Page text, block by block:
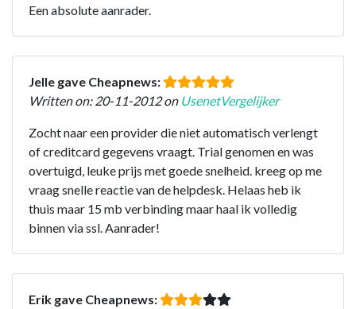
Een absolute aanrader.
Jelle gave Cheapnews:
Written on: 20-11-2012 on UsenetVergelijker
Zocht naar een provider die niet automatisch verlengt
of creditcard gegevens vraagt. Trial genomen en was
overtuigd, leuke prijs met goede snelheid. kreeg op me
vraag snelle reactie van de helpdesk. Helaas heb ik
thuis maar 15 mb verbinding maar haal ik volledig
binnen via ssl. Aanrader!
Erik gave Cheapnews: